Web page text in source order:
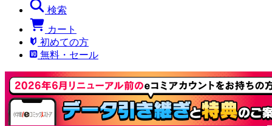
検索
カート
初めての方
無料・セール